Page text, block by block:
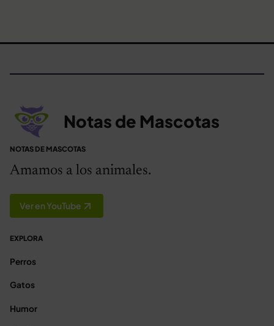
Notas de Mascotas
NOTAS DE MASCOTAS
Amamos a los animales.
Ver en YouTube
EXPLORA
Perros
Gatos
Humor